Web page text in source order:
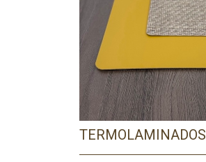
TERMOLAMINADOS